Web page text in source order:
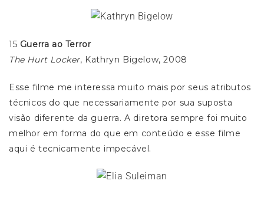
15 Guerra ao Terror
The Hurt Locker, Kathryn Bigelow, 2008
Esse filme me interessa muito mais por seus atributos
técnicos do que necessariamente por sua suposta
visão diferente da guerra. A diretora sempre foi muito
melhor em forma do que em conteúdo e esse filme
aqui é tecnicamente impecável.